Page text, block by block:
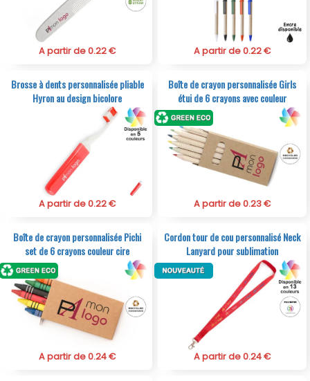
A partir de 0.22 € A partir de 0.22 €
Brosse à dents personnalisée pliable
Hyron au design bicolore
A partir de 0.22 €
Boîte de crayon personnalisée Girls
étui de 6 crayons avec couleur
A partir de 0.23 €
Boîte de crayon personnalisée Pichi
set de 6 crayons couleur cire
A partir de 0.24 €
Cordon tour de cou personnalisé Neck
Lanyard pour sublimation
A partir de 0.24 €